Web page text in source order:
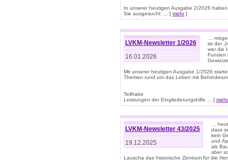
In unserer heutigen Ausgabe 2/2026
Sie ausgesucht: ... [ mehr]
LVKM-Newsletter 1/2026
16.01.2026
…
ist der
wer die
Funden
Mit unserer heutigen Ausgabe 1/2026
Themen rund um das Leben mit
Teilhabe
Leistungen der Eingliederungshilfe ... [ mehr
LVKM-Newsletter 43/2025
19.12.2025
…
dass
kein
und
als
aber
Lauscha das historische Zentrum für die